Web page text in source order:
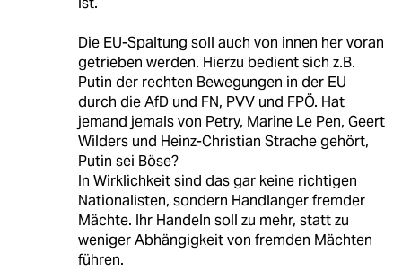
Die EU-Spaltung soll auch von innen her voran
getrieben werden. Hierzu bedient sich z.B.
Putin der rechten Bewegungen in der EU
durch die AfD und FN, PVV und FPÖ. Hat
jemand jemals von Petry, Marine Le Pen, Geert
Wilders und Heinz-Christian Strache gehört,
Putin sei Böse?
In Wirklichkeit sind das gar keine richtigen
Nationalisten, sondern Handlanger fremder
Mächte. Ihr Handeln soll zu mehr, statt zu
weniger Abhängigkeit von fremden Mächten
führen.